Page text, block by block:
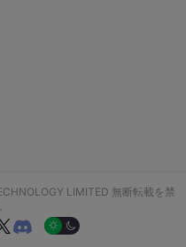
LIMITED 無断転載を禁
